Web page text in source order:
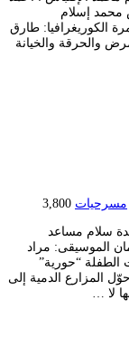
محمد إسلام
الكوريغرافيا: طارق
والحرقة والخيانة
مسرحيات 3,800
ليندة سلام مساعد
الموسيقى: مراد
“حورية”
المزارع الدمية إلى
لا …